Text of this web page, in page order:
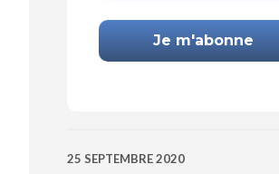
*
25 SEPTEMBRE 2020